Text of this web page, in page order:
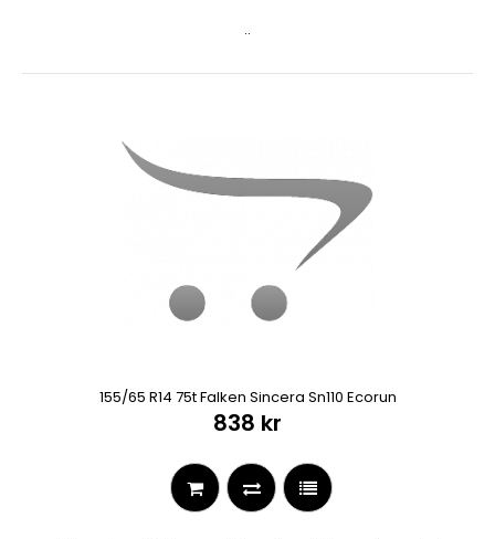
..
155/65 R14 75t Falken Sincera Sn110 Ecorun
838 kr